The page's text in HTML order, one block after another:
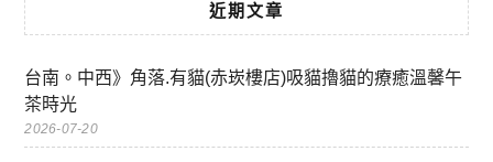
近期文章
台南。中西》角落.有貓(赤崁樓店)吸貓擼貓的療癒溫馨午
茶時光
2026-07-20